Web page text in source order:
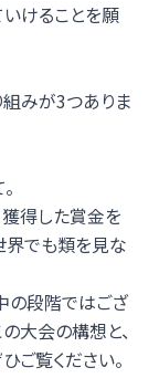
けることを願
みが3つありま
得した賞金を
界でも類を見な
の段階ではござ
大会の構想と、
ご覧ください。